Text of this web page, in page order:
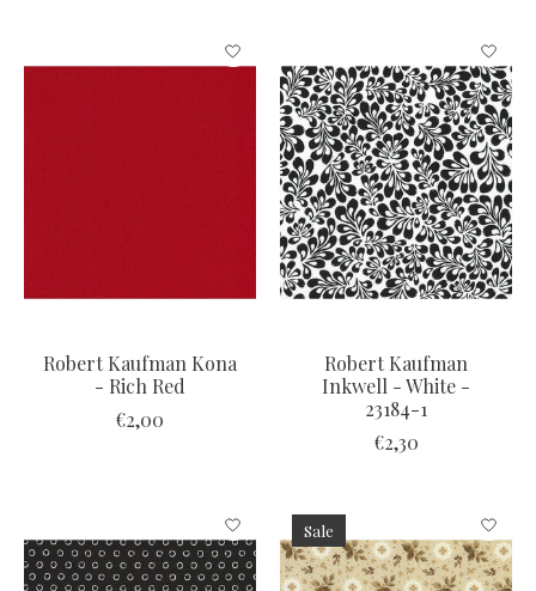
Robert Kaufman Kona
- Rich Red
€2,00
Robert Kaufman
Inkwell - White -
23184-1
€2,30
Sale